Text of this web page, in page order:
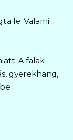
le. Valami…
A falak
gyerekhang,